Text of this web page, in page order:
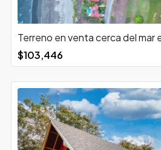
Terreno en venta cerca del mar
$103,446